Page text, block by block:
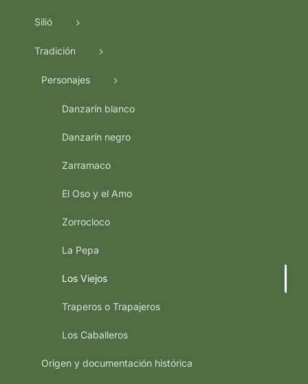
Silió
Tradición
Personajes
Danzarín blanco
Danzarín negro
Zarramaco
El Oso y el Amo
Zorrocloco
La Pepa
Los Viejos
Traperos o Trapajeros
Los Caballeros
Origen y documentación histórica